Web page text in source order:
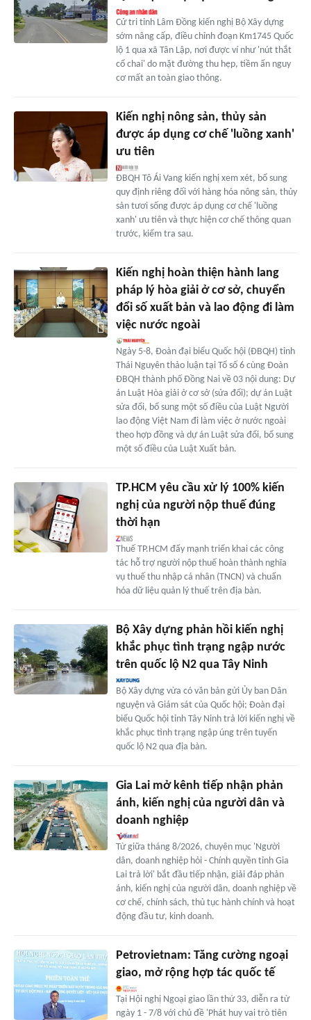
Cử tri tỉnh Lâm Đồng kiến nghị Bộ Xây dựng
sớm nâng cấp, điều chỉnh đoạn Km1745 Quốc
lộ 1 qua xã Tân Lập, nơi được ví như 'nút thắt
cổ chai' do mặt đường thu hẹp, tiềm ẩn nguy
cơ mất an toàn giao thông.
Kiến nghị nông sản, thủy sản
được áp dụng cơ chế 'luồng xanh'
ưu tiên
ĐBQH Tô Ái Vang kiến nghị xem xét, bổ sung
quy định riêng đối với hàng hóa nông sản, thủy
sản tươi sống được áp dụng cơ chế 'luồng
xanh' ưu tiên và thực hiện cơ chế thông quan
trước, kiểm tra sau.
Kiến nghị hoàn thiện hành lang
pháp lý hòa giải ở cơ sở, chuyển
đổi số xuất bản và lao động đi làm
việc nước ngoài
Ngày 5-8, Đoàn đại biểu Quốc hội (ĐBQH) tỉnh
Thái Nguyên thảo luận tại Tổ số 6 cùng Đoàn
ĐBQH thành phố Đồng Nai về 03 nội dung: Dự
án Luật Hòa giải ở cơ sở (sửa đổi); dự án Luật
sửa đổi, bổ sung một số điều của Luật Người
lao động Việt Nam đi làm việc ở nước ngoài
theo hợp đồng và dự án Luật sửa đổi, bổ sung
một số điều của Luật Xuất bản.
TP.HCM yêu cầu xử lý 100% kiến
nghị của người nộp thuế đúng
thời hạn
Thuế TP.HCM đẩy mạnh triển khai các công
tác hỗ trợ người nộp thuế hoàn thành nghĩa
vụ thuế thu nhập cá nhân (TNCN) và chuẩn
hóa dữ liệu quản lý thuế trên địa bàn.
Bộ Xây dựng phản hồi kiến nghị
khắc phục tình trạng ngập nước
trên quốc lộ N2 qua Tây Ninh
Bộ Xây dựng vừa có văn bản gửi Ủy ban Dân
nguyện và Giám sát của Quốc hội; Đoàn đại
biểu Quốc hội tỉnh Tây Ninh trả lời kiến nghị về
khắc phục tình trạng ngập úng trên tuyến
quốc lộ N2 qua địa bàn.
Gia Lai mở kênh tiếp nhận phản
ánh, kiến nghị của người dân và
doanh nghiệp
Từ giữa tháng 8/2026, chuyên mục 'Người
dân, doanh nghiệp hỏi - Chính quyền tỉnh Gia
Lai trả lời' bắt đầu tiếp nhận, giải đáp phản
ánh, kiến nghị của người dân, doanh nghiệp về
cơ chế, chính sách, thủ tục hành chính và hoạt
động đầu tư, kinh doanh.
Petrovietnam: Tăng cường ngoại
giao, mở rộng hợp tác quốc tế
Tại Hội nghị Ngoại giao lần thứ 33, diễn ra từ
ngày 1 - 7/8 với chủ đề 'Phát huy vai trò tiên